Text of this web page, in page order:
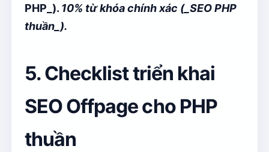
PHP_). 10% từ khóa chính xác (_SEO PHP
thuần_).
5. Checklist triển khai
SEO Offpage cho PHP
thuần